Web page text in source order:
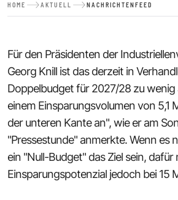
HOME AKTUELL NACHRICHTENFEED
Für den Präsidenten der
Georg Knill ist das derzeit in
Doppelbudget für 2027/28 zu
einem Einsparungsvolumen von 5,1
der unteren Kante an", wie er am
"Pressestunde" anmerkte. Wenn es
ein "Null-Budget" das Ziel sein, dafür
Einsparungspotenzial jedoch bei 15